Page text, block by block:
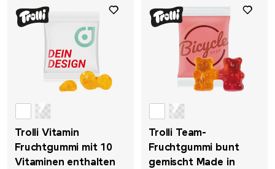
Trolli Vitamin
Fruchtgummi mit 10
Vitaminen enthalten
Trolli Team-
Fruchtgummi bunt
gemischt Made in